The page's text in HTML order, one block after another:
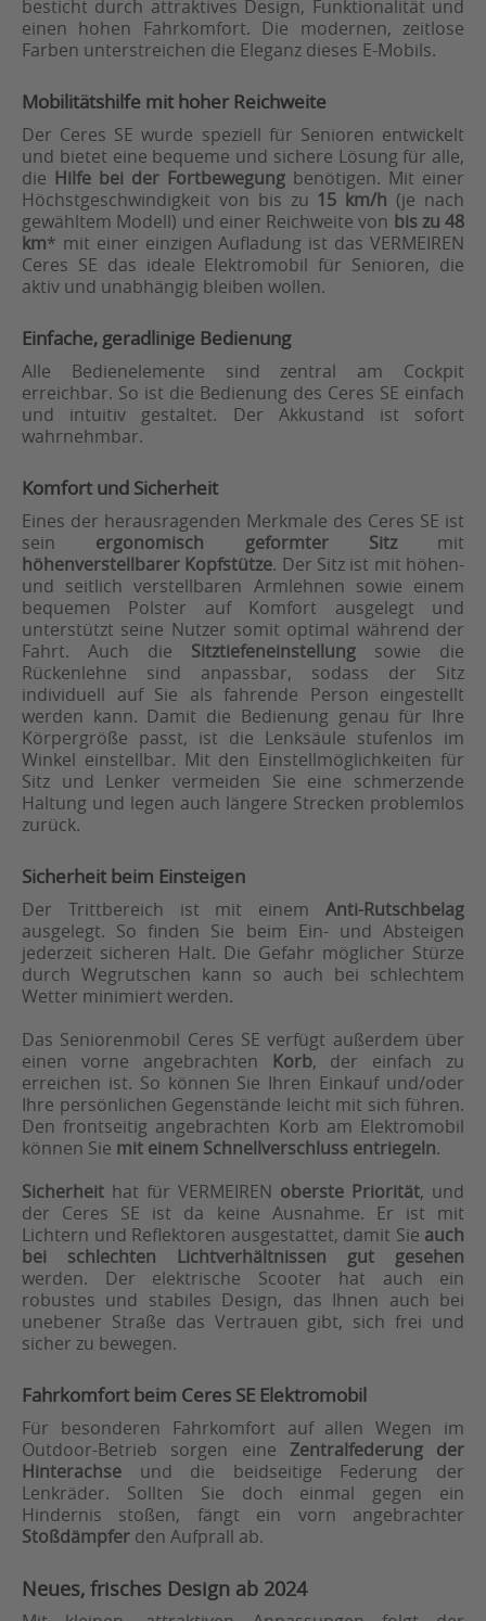
besticht durch attraktives Design, Funktionalität und
einen hohen Fahrkomfort. Die modernen, zeitlose
Farben unterstreichen die Eleganz dieses E-Mobils.
Mobilitätshilfe mit hoher Reichweite
Der Ceres SE wurde speziell für Senioren entwickelt
und bietet eine bequeme und sichere Lösung für alle,
die Hilfe bei der Fortbewegung benötigen. Mit einer
Höchstgeschwindigkeit von bis zu 15 km/h (je nach
gewähltem Modell) und einer Reichweite von bis zu 48
km* mit einer einzigen Aufladung ist das VERMEIREN
Ceres SE das ideale Elektromobil für Senioren, die
aktiv und unabhängig bleiben wollen.
Einfache, geradlinige Bedienung
Alle Bedienelemente sind zentral am Cockpit
erreichbar. So ist die Bedienung des Ceres SE einfach
und intuitiv gestaltet. Der Akkustand ist sofort
wahrnehmbar.
Komfort und Sicherheit
Eines der herausragenden Merkmale des Ceres SE ist
sein ergonomisch geformter Sitzmit
höhenverstellbarer Kopfstütze. Der Sitz ist mit höhen-
und seitlich verstellbaren Armlehnen sowie einem
bequemen Polster auf Komfort ausgelegt und
unterstützt seine Nutzer somit optimal während der
Fahrt. Auch die Sitztiefeneinstellung sowie die
Rückenlehne sind anpassbar, sodass der Sitz
individuell auf Sie als fahrende Person eingestellt
werden kann. Damit die Bedienung genau für Ihre
Körpergröße passt, ist die Lenksäule stufenlos im
Winkel einstellbar. Mit den Einstellmöglichkeiten für
Sitz und Lenker vermeiden Sie eine schmerzende
Haltung und legen auch längere Strecken problemlos
zurück.
Sicherheit beim Einsteigen
Der Trittbereich ist mit einem Anti-Rutschbelag
ausgelegt. So finden Sie beim Ein- und Absteigen
jederzeit sicheren Halt. Die Gefahr möglicher Stürze
durch Wegrutschen kann so auch bei schlechtem
Wetter minimiert werden.
Das Seniorenmobil Ceres SE verfügt außerdem über
einen vorne angebrachten Korb, der einfach zu
erreichen ist. So können Sie Ihren Einkauf und/oder
Ihre persönlichen Gegenstände leicht mit sich führen.
Den frontseitig angebrachten Korb am Elektromobil
können Sie mit einem Schnellverschluss entriegeln.
Sicherheit hat für VERMEIREN oberste Priorität, und
der Ceres SE ist da keine Ausnahme. Er ist mit
Lichtern und Reflektoren ausgestattet, damit Sie auch
bei schlechten Lichtverhältnissen gut gesehen
werden. Der elektrische Scooter hat auch ein
robustes und stabiles Design, das Ihnen auch bei
unebener Straße das Vertrauen gibt, sich frei und
sicher zu bewegen.
Fahrkomfort beim Ceres SE Elektromobil
Für besonderen Fahrkomfort auf allen Wegen im
Outdoor-Betrieb sorgen eine Zentralfederung der
Hinterachse und die beidseitige Federung der
Lenkräder. Sollten Sie doch einmal gegen ein
Hindernis stoßen, fängt ein vorn angebrachter
Stoßdämpfer den Aufprall ab.
Neues, frisches Design ab 2024